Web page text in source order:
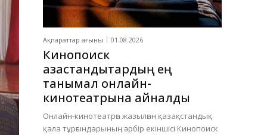
Ақпараттар ағыны 01.08.2026
Кинопоиск
қазақстандықтардың ең
танымал онлайн-
кинотеатрына айналды
Онлайн-кинотеатрға жазылған қазақстандық
қала тұрғындарының әрбір екіншісі Кинопоиск